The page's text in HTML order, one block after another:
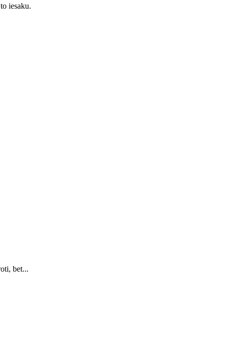
iesaku.
bet...